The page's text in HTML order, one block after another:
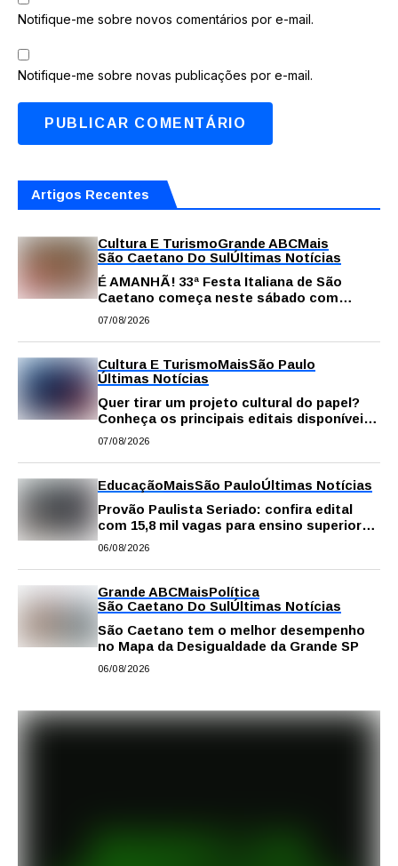
Notifique-me sobre novos comentários por e-mail.
Notifique-me sobre novas publicações por e-mail.
Artigos Recentes
Cultura E TurismoGrande ABCMais
São Caetano Do SulÚltimas Notícias
É AMANHÃ! 33ª Festa Italiana de São
Caetano começa neste sábado com
gastronomia, música e solidariedade
07/08/2026
Cultura E TurismoMaisSão Paulo
Últimas Notícias
Quer tirar um projeto cultural do papel?
Conheça os principais editais disponíveis
em São Paulo
07/08/2026
EducaçãoMaisSão PauloÚltimas Notícias
Provão Paulista Seriado: confira edital
com 15,8 mil vagas para ensino superior
público
06/08/2026
Grande ABCMaisPolítica
São Caetano Do SulÚltimas Notícias
São Caetano tem o melhor desempenho
no Mapa da Desigualdade da Grande SP
06/08/2026